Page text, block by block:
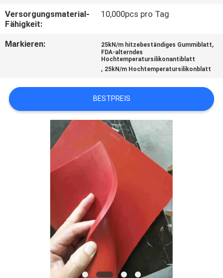
VERBINDUNG
NACHRICHTEN
SIE
EIN
Versorgungsmaterial-
Fähigkeit:
10,000pcs pro Tag
Markieren: 25kN/m hitzebeständiges Gummiblatt,
FDA-alterndes
Hochtemperatursilikonantiblatt
, 25kN/m Hochtemperatursilikonblatt
BESTPREIS